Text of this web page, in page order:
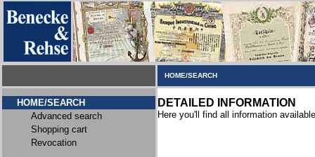
HOME/SEARCH
HOME/SEARCH
Advanced search
Shopping cart
Revocation
DETAILED INFORMATION
Here you'll find all information